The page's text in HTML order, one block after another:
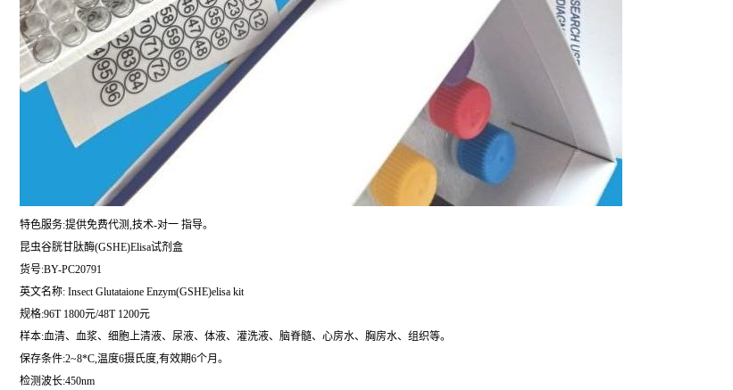
特色服务:提供免费代测,技术-对一 指导。
昆虫谷胱甘肽酶(GSHE)Elisa试剂盒
货号:BY-PC20791
英文名称: Insect Glutataione Enzym(GSHE)elisa kit
规格:96T 1800元/48T 1200元
样本:血清、血浆、细胞上清液、尿液、体液、灌洗液、脑脊髓、心房水、胸房水、组织等。
保存条件:2~8*C,温度6摄氏度,有效期6个月。
检测波长:450nm